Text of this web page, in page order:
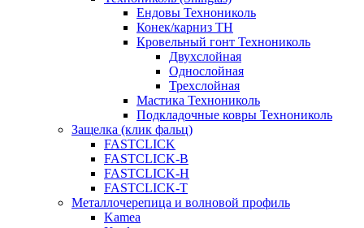
Ендовы Технониколь
Конек/карниз ТН
Кровельный гонт Технониколь
Двухслойная
Однослойная
Трехслойная
Мастика Технониколь
Подкладочные ковры Технониколь
Защелка (клик фальц)
FASTCLICK
FASTCLICK-B
FASTCLICK-H
FASTCLICK-T
Металлочерепица и волновой профиль
Kamea